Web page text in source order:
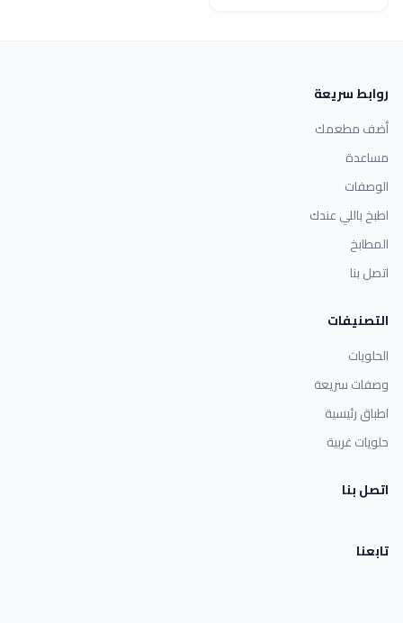
روابط سريعة
أضف مطعمك
مساعدة
الوصفات
اطبخ باللي عندك
المطابخ
اتصل بنا
التصنيفات
الحلويات
وصفات سريعة
اطباق رئيسية
حلويات غربية
اتصل بنا
تابعنا